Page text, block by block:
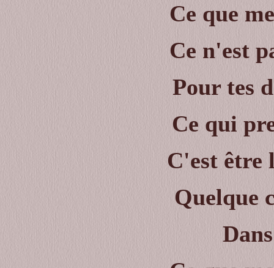
Ce que
Ce n'est
Pour tes
Ce qui
C'estêtre
Quelque